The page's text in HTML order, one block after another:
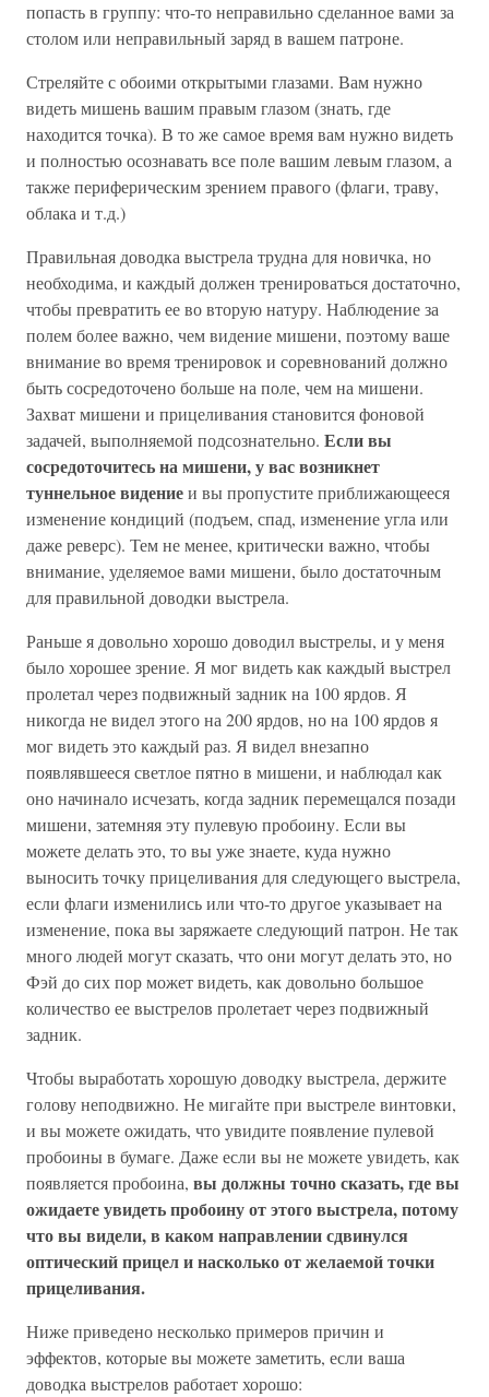
попасть в группу: что-то неправильно сделанное вами за
столом или неправильный заряд в вашем патроне.
Стреляйте с обоими открытыми глазами. Вам нужно
видеть мишень вашим правым глазом (знать, где
находится точка). В то же самое время вам нужно видеть
и полностью осознавать все поле вашим левым глазом, а
также периферическим зрением правого (флаги, траву,
облака и т.д.)
Правильная доводка выстрела трудна для новичка, но
необходима, и каждый должен тренироваться достаточно,
чтобы превратить ее во вторую натуру. Наблюдение за
полем более важно, чем видение мишени, поэтому ваше
внимание во время тренировок и соревнований должно
быть сосредоточено больше на поле, чем на мишени.
Захват мишени и прицеливания становится фоновой
задачей, выполняемой подсознательно. Если вы
сосредоточитесь на мишени, у вас возникнет
туннельное видениеи вы пропустите приближающееся
изменение кондиций (подъем, спад, изменение угла или
даже реверс). Тем не менее, критически важно, чтобы
внимание, уделяемое вами мишени, было достаточным
для правильной доводки выстрела.
Раньше я довольно хорошо доводил выстрелы, и у меня
было хорошее зрение. Я мог видеть как каждый выстрел
пролетал через подвижный задник на 100 ярдов. Я
никогда не видел этого на 200 ярдов, но на 100 ярдов я
мог видеть это каждый раз. Я видел внезапно
появлявшееся светлое пятно в мишени, и наблюдал как
оно начинало исчезать, когда задник перемещался позади
мишени, затемняя эту пулевую пробоину. Если вы
можете делать это, то вы уже знаете, куда нужно
выносить точку прицеливания для следующего выстрела,
если флаги изменились или что-то другое указывает на
изменение, пока вы заряжаете следующий патрон. Не так
много людей могут сказать, что они могут делать это, но
Фэй до сих пор может видеть, как довольно большое
количество ее выстрелов пролетает через подвижный
задник.
Чтобы выработать хорошую доводку выстрела, держите
голову неподвижно. Не мигайте при выстреле винтовки,
и вы можете ожидать, что увидите появление пулевой
пробоины в бумаге. Даже если вы не можете увидеть, как
появляется пробоина, вы должны точно сказать, где вы
ожидаете увидеть пробоину от этого выстрела, потому
что вы видели, в каком направлении сдвинулся
оптический прицел и насколько от желаемой точки
прицеливания.
Ниже приведено несколько примеров причин и
эффектов, которые вы можете заметить, если ваша
доводка выстрелов работает хорошо: